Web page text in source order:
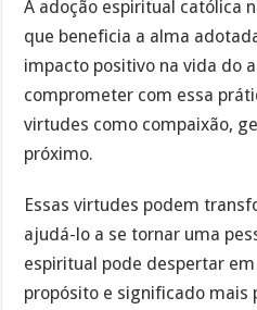
A adoção espiritual católica
que beneficia a alma
impacto positivo na vida do
comprometer com essa
virtudes como compaixão,
próximo.
Essas virtudes podem
ajudá-lo a se tornar uma
espiritual pode despertar
propósito e significado mais